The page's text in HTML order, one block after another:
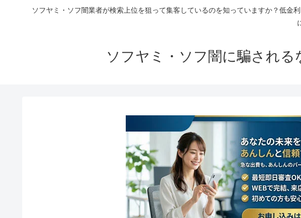
ソフヤミ・ソフ闇業者が検索上位を狙って集客しているのを知っていますか？低
ソフヤミ・ソフ闇に騙され